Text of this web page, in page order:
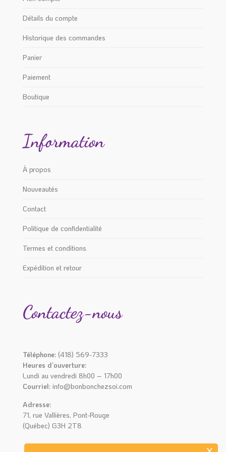
Détails du compte
Historique des commandes
Panier
Paiement
Boutique
Information
À propos
Nouveautés
Contact
Politique de confidentialité
Termes et conditions
Expédition et retour
Contactez-nous
Téléphone:(418) 569-7333
Heures d’ouverture:
Lundi au vendredi 8h00 – 17h00
Courriel:info@bonbonchezsoi.com
Adresse:
71, rue Vallières, Pont-Rouge
(Québec) G3H 2T8